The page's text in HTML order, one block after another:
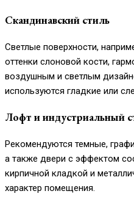
Скандинавский стиль
Светлые поверхности,
оттенки слоновой кости,
воздушным и светлым
используются гладкие или
Лофт и индустриальный
Рекомендуются темные,
а также двери с эффектом
кирпичной кладкой и
характер помещения.